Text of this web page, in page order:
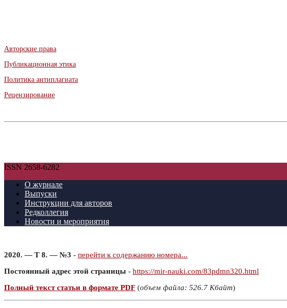
Авторские права
Публикационная этика
Политика антиплагиата
Рецензирование
ISSN 2658-6282
О журнале
Выпуски
Инструкции для авторов
Редколлегия
Новости и мероприятия
2020. — Т 8. — №3 - перейти к содержанию номера...
Постоянный адрес этой страницы - https://mir-nauki.com/83pdmn320.html
Полный текст статьи в формате PDF (объем файла: 526.7 Кбайт)